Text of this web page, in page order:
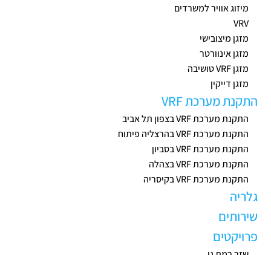
מיזוג אוויר למשרדים
VRV
מזגן מיצובישי
מזגן אינוורטר
מזגן VRF טושיבה
מזגן דייקין
התקנת מערכת VRF
התקנת מערכת VRF בצפון תל אביב
התקנת מערכת VRF בהרצליה פיתוח
התקנת מערכת VRF בסביון
התקנת מערכת VRF בצהלה
התקנת מערכת VRF בקיסריה
גלריה
שירותים
פרויקטים